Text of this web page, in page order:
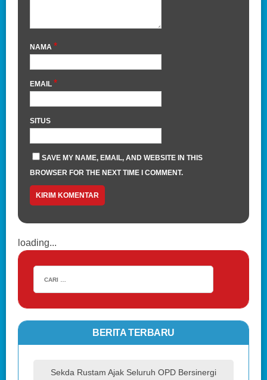
NAMA *
EMAIL *
SITUS
SAVE MY NAME, EMAIL, AND WEBSITE IN THIS
BROWSER FOR THE NEXT TIME I COMMENT.
loading...
BERITA TERBARU
Sekda Rustam Ajak Seluruh OPD Bersinergi